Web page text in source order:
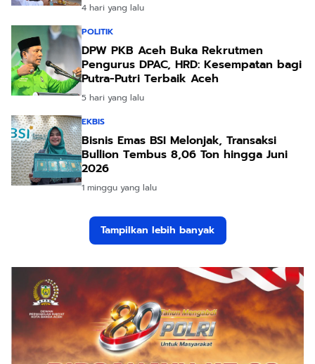
4 hari yang lalu
POLITIK
DPW PKB Aceh Buka Rekrutmen
Pengurus DPAC, HRD: Kesempatan bagi
Putra-Putri Terbaik Aceh
5 hari yang lalu
EKBIS
Bisnis Emas BSI Melonjak, Transaksi
Bullion Tembus 8,06 Ton hingga Juni
2026
1 minggu yang lalu
Tampilkan lebih banyak